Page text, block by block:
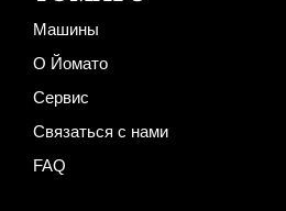
Машины
О Йомато
Сервис
Связаться с нами
FAQ